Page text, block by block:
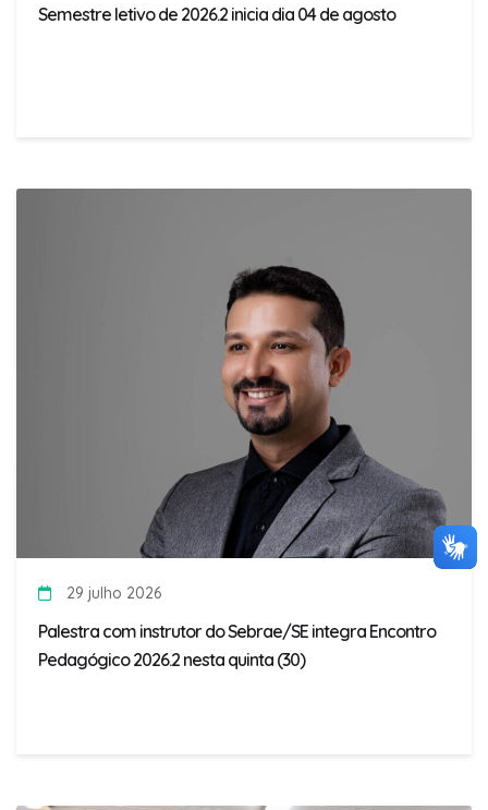
Semestre letivo de 2026.2 inicia dia 04 de agosto
29 julho 2026
Palestra com instrutor do Sebrae/SE integra Encontro
Pedagógico 2026.2 nesta quinta (30)